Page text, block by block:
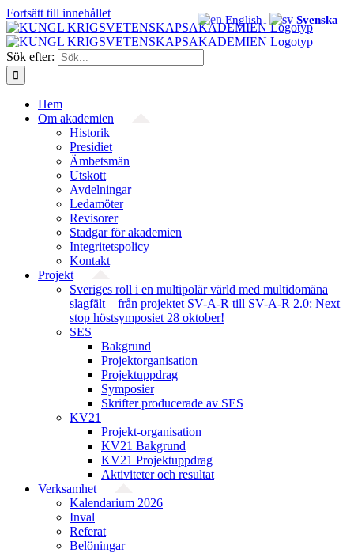
Fortsätt till innehållet
Sök efter:
Hem
Om akademien
Historik
Presidiet
Ämbetsmän
Utskott
Avdelningar
Ledamöter
Revisorer
Stadgar för akademien
Integritetspolicy
Kontakt
Projekt
Sveriges roll i en multipolär värld med multidomäna
slagfält – från projektet SV-A-R till SV-A-R 2.0: Next
stop höstsymposiet 28 oktober!
SES
Bakgrund
Projekt­organisation
Projektuppdrag
Symposier
Skrifter producerade av SES
KV21
Projekt-organisation
KV21 Bakgrund
KV21 Projektuppdrag
Aktiviteter och resultat
Verksamhet
Kalendarium 2026
Inval
Referat
Belöningar
English Svenska